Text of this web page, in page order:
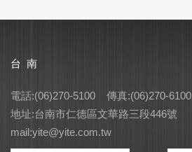
台 南
電話:(06)270-5100 傳真:(06)270-6100
地址:台南市仁德區文華路三段446號
mail:yite@yite.com.tw